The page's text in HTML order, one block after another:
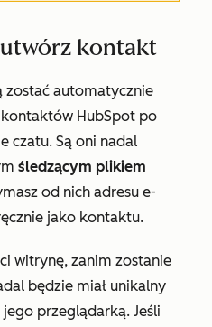
kontakt
zostać automatycznie
HubSpot po
czatu. Są oni nadal
śledzącym plikiem
od nich adresu e-
jako kontaktu.
witrynę, zanim zostanie
będzie miał unikalny
przeglądarką. Jeśli